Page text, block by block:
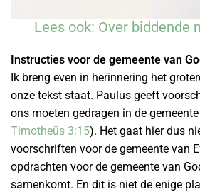
Lees ook: Over biddende
Instructies voor de gemeente van
Ik breng even in herinnering het
onze tekst staat. Paulus geeft
ons moeten gedragen in de
Timotheüs 3:15). Het gaat hier dus
voorschriften voor de gemeente van
opdrachten voor de gemeente van
samenkomt. En dit is niet de enige